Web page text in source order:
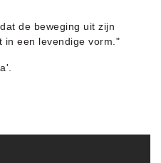
de beweging uit zijn
in een levendige vorm."